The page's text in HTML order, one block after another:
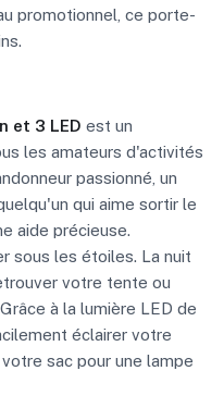
promotionnel, ce porte-
et 3 LED est un
les amateurs d'activités
passionné, un
qui aime sortir le
aide précieuse.
sous les étoiles. La nuit
votre tente ou
à la lumière LED de
éclairer votre
sac pour une lampe